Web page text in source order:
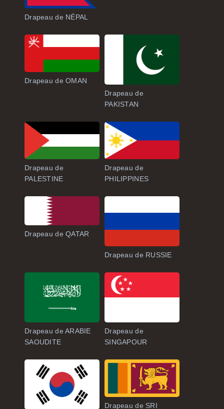
Drapeau de NÉPAL
Drapeau de OMAN
Drapeau de
PAKISTAN
Drapeau de
PALESTINE
Drapeau de
PHILIPPINES
Drapeau de QATAR
Drapeau de RUSSIE
Drapeau de ARABIE
SAOUDITE
Drapeau de
SINGAPOUR
Drapeau de SRI